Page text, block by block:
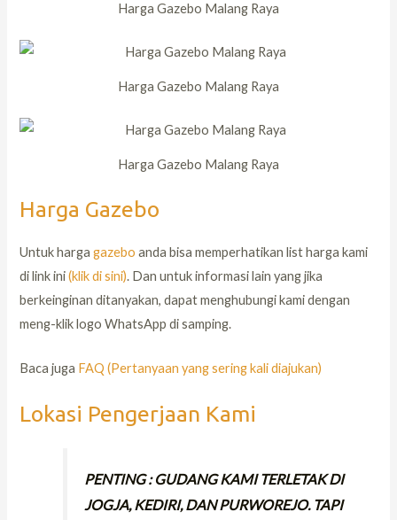
Harga Gazebo Malang Raya
Harga Gazebo Malang Raya
Harga Gazebo Malang Raya
Harga Gazebo
Untuk hargagazebo anda bisa memperhatikan list harga kami
di link ini(klik di sini). Dan untuk informasi lain yang jika
berkeinginan ditanyakan, dapat menghubungi kami dengan
meng-klik logo WhatsApp di samping.
Baca juga FAQ (Pertanyaan yang sering kali diajukan)
Lokasi Pengerjaan Kami
PENTING : GUDANG KAMI TERLETAK DI
JOGJA, KEDIRI, DAN PURWOREJO. TAPI